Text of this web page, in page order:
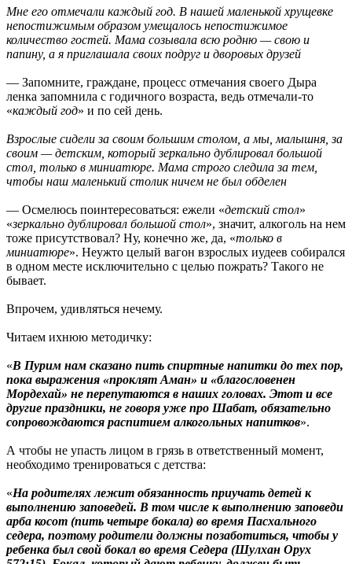
Мне его отмечали каждый год. В нашей маленькой хрущевке
непостижимым образом умещалось непостижимое
количество гостей. Мама созывала всю родню — свою и
папину, а я приглашала своих подруг и дворовых друзей
— Запомните, граждане, процесс отмечания своего Дыра
ленка запомнила с годичного возраста, ведь отмечали-то
«каждый год» и по сей день.
Взрослые сидели за своим большим столом, а мы, малышня, за
своим — детским, который зеркально дублировал большой
стол, только в миниатюре. Мама строго следила за тем,
чтобы наш маленький столик ничем не был обделен
— Осмелюсь поинтересоваться: ежели «детский стол»
«зеркально дублировал большой стол», значит, алкоголь на нем
тоже присутствовал? Ну, конечно же, да, «только в
миниатюре». Неужто целый вагон взрослых иудеев собирался
в одном месте исключительно с целью пожрать? Такого не
бывает.
Впрочем, удивляться нечему.
Читаем ихнюю методичку:
«В Пурим нам сказано пить спиртные напитки до тех пор,
пока выражения «проклят Аман» и «благословенен
Мордехай» не перепутаются в наших головах. Этот и все
другие праздники, не говоря уже про Шабат, обязательно
сопровождаются распитием алкогольных напитков».
А чтобы не упасть лицом в грязь в ответственный момент,
необходимо тренироваться с детства:
«На родителях лежит обязанность приучать детей к
выполнению заповедей. В том числе к выполнению заповеди
арба косот (пить четыре бокала) во время Пасхального
седера, поэтому родители должны позаботиться, чтобы у
ребенка был свой бокал во время Седера (Шулхан Орух